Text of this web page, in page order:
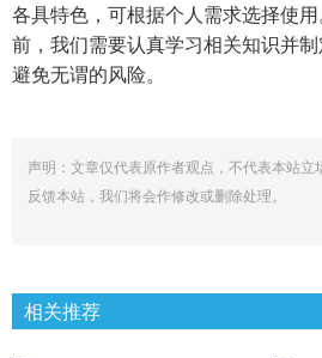
各具特色，可根据个人需求选择使
前，我们需要认真学习相关知识并
避免无谓的风险。
声明：文章仅代表原作者观点，不代表本站
反馈本站，我们将会作修改或删除处理。
相关推荐